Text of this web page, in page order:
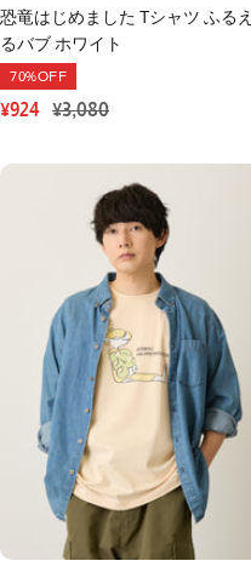
恐竜はじめました Tシャツ ふるえ
るバブ ホワイト
70%OFF
セ
ー
ル
価
格
¥924 通
常
価
格
¥3,080